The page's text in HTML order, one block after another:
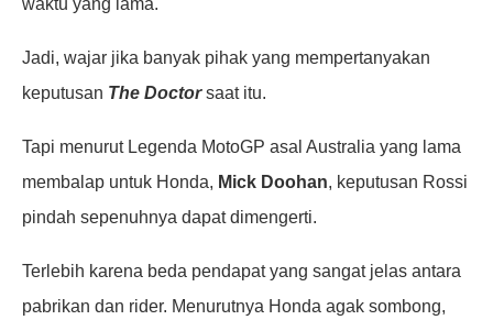
waktu yang lama.
Jadi, wajar jika banyak pihak yang mempertanyakan
keputusan The Doctorsaat itu.
Tapi menurut Legenda MotoGP asal Australia yang lama
membalap untuk Honda, Mick Doohan, keputusan Rossi
pindah sepenuhnya dapat dimengerti.
Terlebih karena beda pendapat yang sangat jelas antara
pabrikan dan rider. Menurutnya Honda agak sombong,